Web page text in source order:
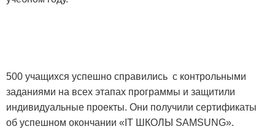
500 учащихся успешно справились с контрольными
заданиями на всех этапах программы и защитили
индивидуальные проекты. Они получили сертификаты
об успешном окончании « IT ШКОЛЫ SAMSUNG».